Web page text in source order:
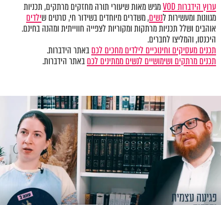
ערוץ הידברות VOD
מגיש מאות שיעורי תורה מחזקים מרתקים, תכניות
מגוונות ומעשירות לנשים, משדרים מיוחדים בשידור חי, סרטים שילדים
אוהבים ושלל תכניות מרתקות ומקוריות לצפייה חווייתית ומהנה בחינם.
היכנסו, והמליצו לחברים.
תכנים מעסיקים וחינוכיים לילדים מחכים לכםבאתר הידברות.
תכנים מרתקים ושימושיים לנשים ממתינים לכםבאתר הידברות.